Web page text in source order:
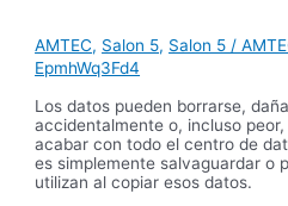
AMTEC, Salon 5, Salon 5 /
EpmhWq3Fd4
Los datos pueden borrarse,
accidentalmente o, incluso
acabar con todo el centro de
es simplemente salvaguardar o
utilizan al copiar esos datos.